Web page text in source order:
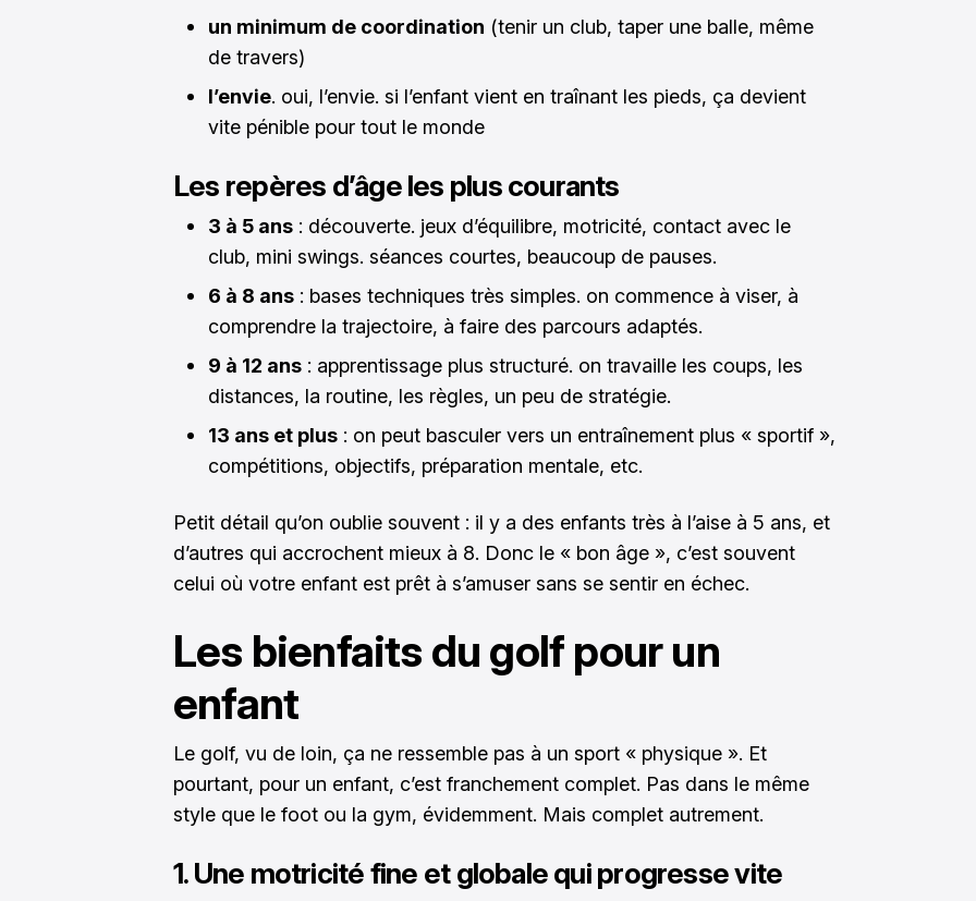
un minimum de coordination (tenir un club, taper une balle, même
de travers)
l’envie. oui, l’envie. si l’enfant vient en traînant les pieds, ça devient
vite pénible pour tout le monde
Les repères d’âge les plus courants
3 à 5 ans : découverte. jeux d’équilibre, motricité, contact avec le
club, mini swings. séances courtes, beaucoup de pauses.
6 à 8 ans : bases techniques très simples. on commence à viser, à
comprendre la trajectoire, à faire des parcours adaptés.
9 à 12 ans : apprentissage plus structuré. on travaille les coups, les
distances, la routine, les règles, un peu de stratégie.
13 ans et plus : on peut basculer vers un entraînement plus « sportif »,
compétitions, objectifs, préparation mentale, etc.
Petit détail qu’on oublie souvent : il y a des enfants très à l’aise à 5 ans, et
d’autres qui accrochent mieux à 8. Donc le « bon âge », c’est souvent
celui où votre enfant est prêt à s’amuser sans se sentir en échec.
Les bienfaits du golf pour un
enfant
Le golf, vu de loin, ça ne ressemble pas à un sport « physique ». Et
pourtant, pour un enfant, c’est franchement complet. Pas dans le même
style que le foot ou la gym, évidemment. Mais complet autrement.
1. Une motricité fine et globale qui progresse vite